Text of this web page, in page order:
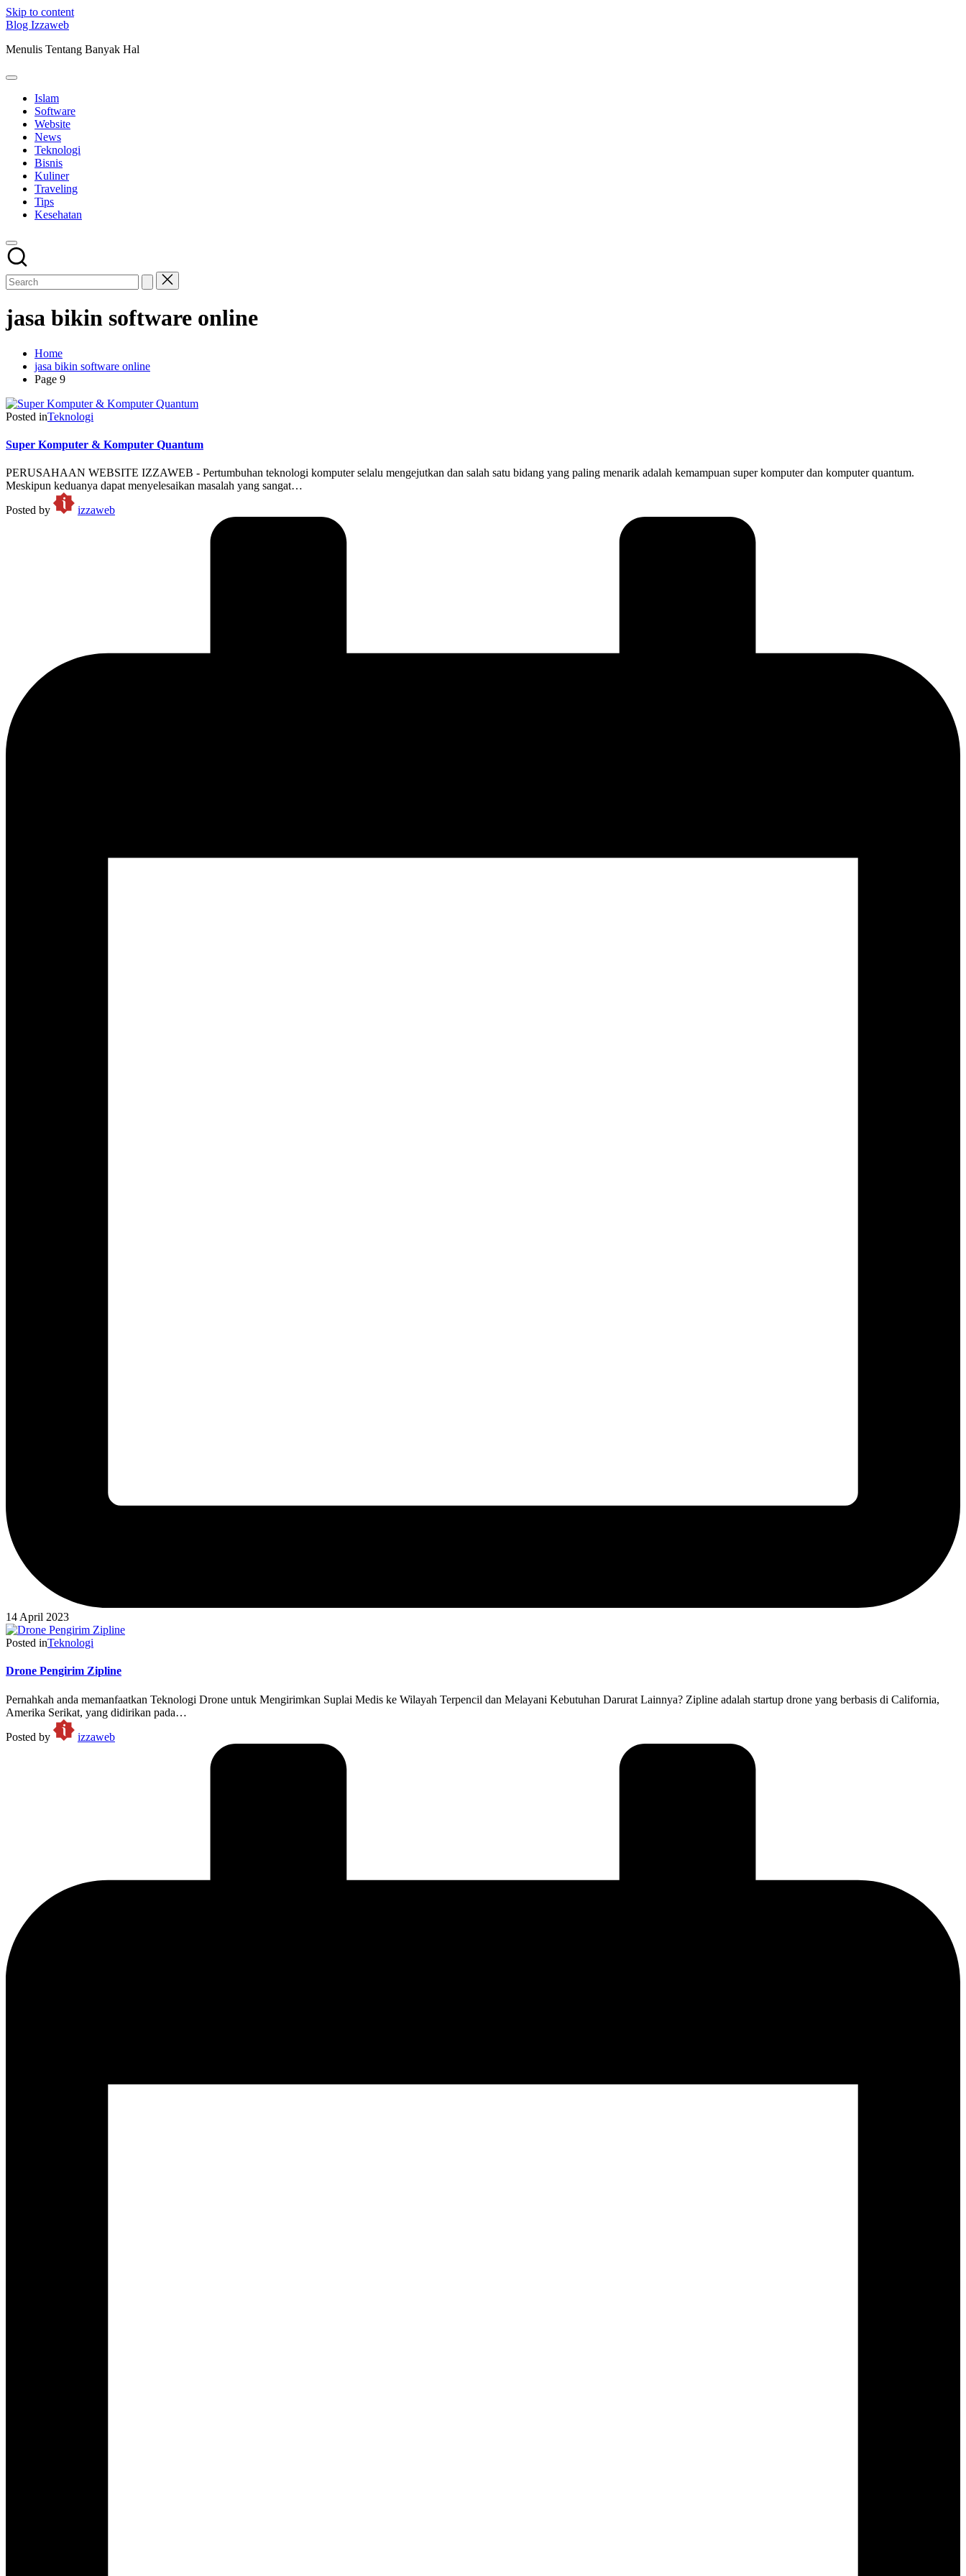
Skip to content
Blog Izzaweb
Menulis Tentang Banyak Hal
Islam
Software
Website
News
Teknologi
Bisnis
Kuliner
Traveling
Tips
Kesehatan
jasa bikin software online
Home
jasa bikin software online
Page 9
Posted inTeknologi
Super Komputer & Komputer Quantum
PERUSAHAAN WEBSITE IZZAWEB - Pertumbuhan teknologi komputer selalu mengejutkan dan salah satu bidang yang paling menarik adalah kemampuan super komputer dan komputer quantum.
Meskipun keduanya dapat menyelesaikan masalah yang sangat…
Posted by
izzaweb
14 April 2023
Posted inTeknologi
Drone Pengirim Zipline
Pernahkah anda memanfaatkan Teknologi Drone untuk Mengirimkan Suplai Medis ke Wilayah Terpencil dan Melayani Kebutuhan Darurat Lainnya? Zipline adalah startup drone yang berbasis di California,
Amerika Serikat, yang didirikan pada…
Posted by
izzaweb